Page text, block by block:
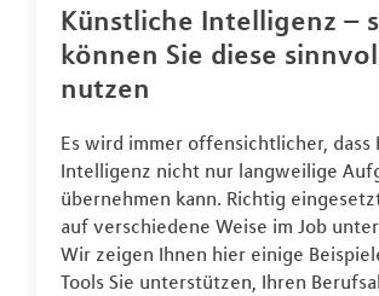
Künstliche Intelligenz –
können Sie diese
nutzen
Es wird immer offensichtlicher, dass
Intelligenz nicht nur langweilige
übernehmen kann. Richtig
auf verschiedene Weise im Job
Wir zeigen Ihnen hier einige
Tools Sie unterstützen, Ihren